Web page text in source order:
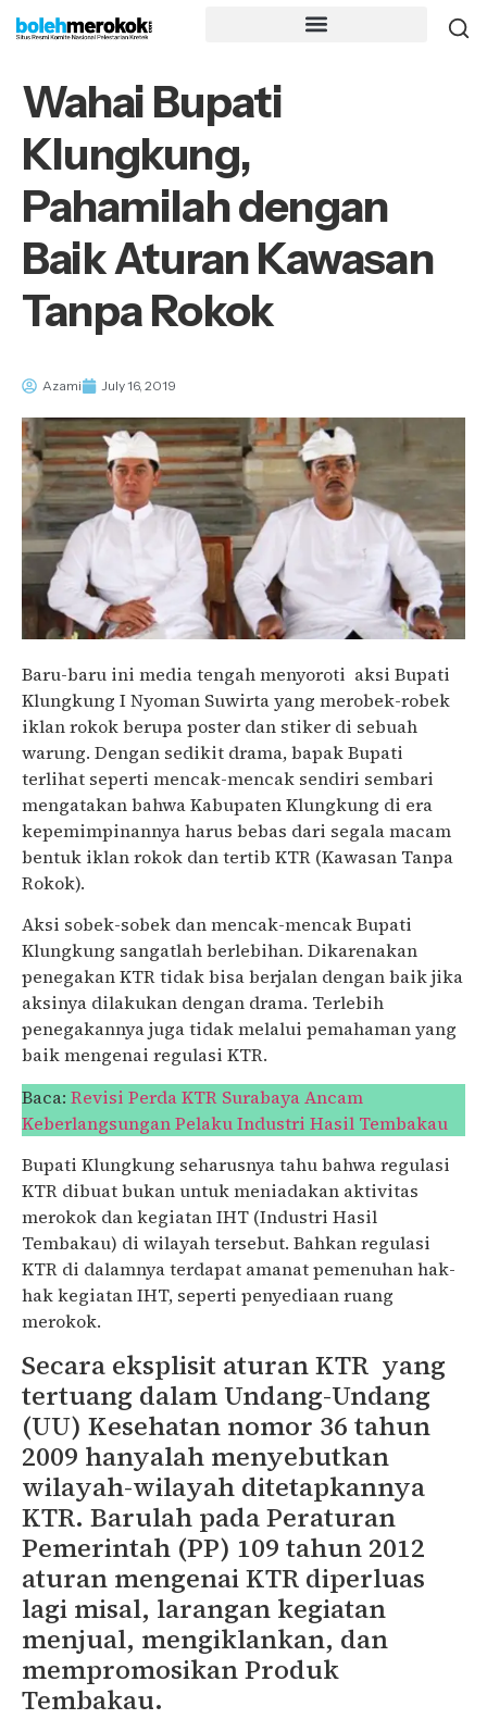
Wahai Bupati
Klungkung,
Pahamilah dengan
Baik Aturan Kawasan
Tanpa Rokok
Azami July 16, 2019
Baru-baru ini media tengah menyoroti aksi Bupati
Klungkung I Nyoman Suwirta yang merobek-robek
iklan rokok berupa poster dan stiker di sebuah
warung. Dengan sedikit drama, bapak Bupati
terlihat seperti mencak-mencak sendiri sembari
mengatakan bahwa Kabupaten Klungkung di era
kepemimpinannya harus bebas dari segala macam
bentuk iklan rokok dan tertib KTR (Kawasan Tanpa
Rokok).
Aksi sobek-sobek dan mencak-mencak Bupati
Klungkung sangatlah berlebihan. Dikarenakan
penegakan KTR tidak bisa berjalan dengan baik jika
aksinya dilakukan dengan drama. Terlebih
penegakannya juga tidak melalui pemahaman yang
baik mengenai regulasi KTR.
Baca: Revisi Perda KTR Surabaya Ancam
Keberlangsungan Pelaku Industri Hasil Tembakau
Bupati Klungkung seharusnya tahu bahwa regulasi
KTR dibuat bukan untuk meniadakan aktivitas
merokok dan kegiatan IHT (Industri Hasil
Tembakau) di wilayah tersebut. Bahkan regulasi
KTR di dalamnya terdapat amanat pemenuhan hak-
hak kegiatan IHT, seperti penyediaan ruang
merokok.
Secara eksplisit aturan KTR yang
tertuang dalam Undang-Undang
(UU) Kesehatan nomor 36 tahun
2009 hanyalah menyebutkan
wilayah-wilayah ditetapkannya
KTR. Barulah pada Peraturan
Pemerintah (PP) 109 tahun 2012
aturan mengenai KTR diperluas
lagi misal, larangan kegiatan
menjual, mengiklankan, dan
mempromosikan Produk
Tembakau.